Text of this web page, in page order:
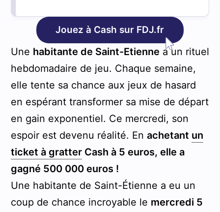
Jouez à Cash sur FDJ.fr
Une habitante de Saint-Etienne a un rituel
hebdomadaire de jeu. Chaque semaine,
elle tente sa chance aux jeux de hasard
en espérant transformer sa mise de départ
en gain exponentiel. Ce mercredi, son
espoir est devenu réalité. En achetant un
ticket à gratterCash à 5 euros, elle a
gagné 500 000 euros !
Une habitante de Saint-Étienne a eu un
coup de chance incroyable le mercredi 5